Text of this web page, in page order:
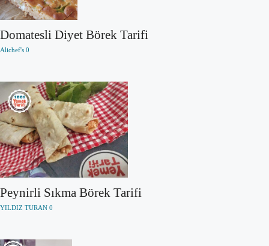
Domatesli Diyet Börek Tarifi
Alichef's 0
Peynirli Sıkma Börek Tarifi
YILDIZ TURAN 0